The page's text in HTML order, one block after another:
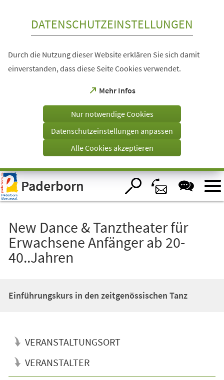
Visuelle
Assistenzsoftware
öffnen.
DATENSCHUTZEINSTELLUNGEN
Durch die Nutzung dieser Website erklären Sie sich damit
einverstanden, dass diese Seite Cookies verwendet.
Mehr Infos
(Öffnet
einem
Tab)
Nur notwendige Cookies
Datenschutzeinstellungen anpassen
Alle Cookies akzeptieren
Paderborn
New Dance & Tanztheater für
Erwachsene Anfänger ab 20-
40..Jahren
Einführungskurs in den zeitgenössischen Tanz
VERANSTALTUNGSORT
VERANSTALTER